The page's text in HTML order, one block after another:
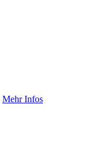
Mehr Infos